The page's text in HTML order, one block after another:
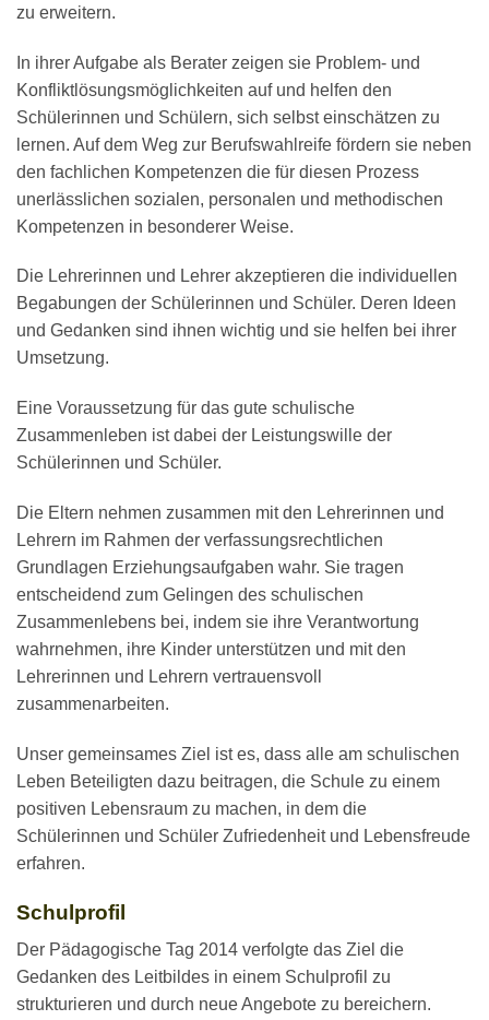
zu erweitern.
In ihrer Aufgabe als Berater zeigen sie Problem- und
Konfliktlösungsmöglichkeiten auf und helfen den
Schülerinnen und Schülern, sich selbst einschätzen zu
lernen. Auf dem Weg zur Berufswahlreife fördern sie neben
den fachlichen Kompetenzen die für diesen Prozess
unerlässlichen sozialen, personalen und methodischen
Kompetenzen in besonderer Weise.
Die Lehrerinnen und Lehrer akzeptieren die individuellen
Begabungen der Schülerinnen und Schüler. Deren Ideen
und Gedanken sind ihnen wichtig und sie helfen bei ihrer
Umsetzung.
Eine Voraussetzung für das gute schulische
Zusammenleben ist dabei der Leistungswille der
Schülerinnen und Schüler.
Die Eltern nehmen zusammen mit den Lehrerinnen und
Lehrern im Rahmen der verfassungsrechtlichen
Grundlagen Erziehungsaufgaben wahr. Sie tragen
entscheidend zum Gelingen des schulischen
Zusammenlebens bei, indem sie ihre Verantwortung
wahrnehmen, ihre Kinder unterstützen und mit den
Lehrerinnen und Lehrern vertrauensvoll
zusammenarbeiten.
Unser gemeinsames Ziel ist es, dass alle am schulischen
Leben Beteiligten dazu beitragen, die Schule zu einem
positiven Lebensraum zu machen, in dem die
Schülerinnen und Schüler Zufriedenheit und Lebensfreude
erfahren.
Schulprofil
Der Pädagogische Tag 2014 verfolgte das Ziel die
Gedanken des Leitbildes in einem Schulprofil zu
strukturieren und durch neue Angebote zu bereichern.